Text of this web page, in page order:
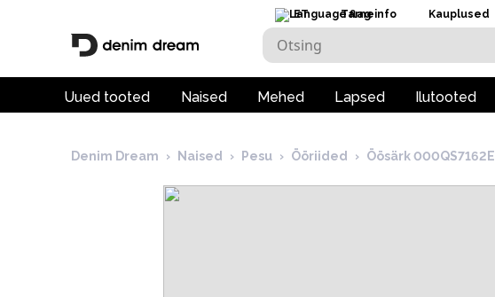
ET Tarneinfo Kauplused
Uued tooted Naised Mehed Lapsed Ilutooted
Denim Dream › Naised › Pesu › Ööriided › Öösärk 000QS7162E